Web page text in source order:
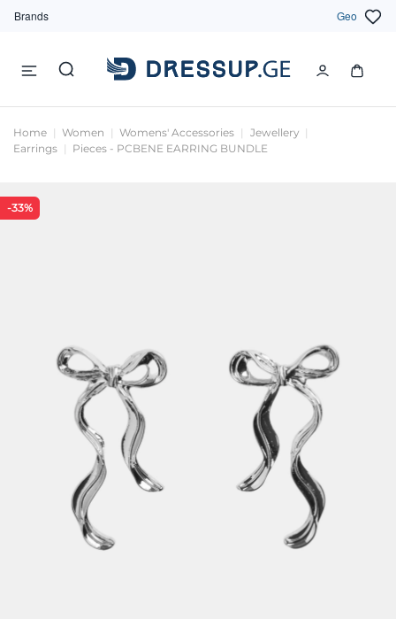
Brands Geo
Home Women Womens' Accessories
Jewellery
Earrings
Pieces - PCBENE EARRING BUNDLE
-33%